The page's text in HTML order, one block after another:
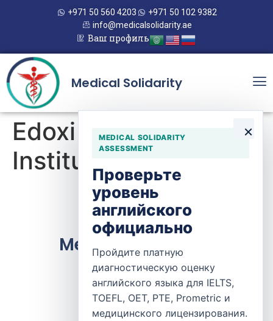
+971 50 560 4203
+971 50 102 9382
info@medicalsolidarity.ae
Ваш профиль
Medical Solidarity
×
MEDICAL SOLIDARITY
ASSESSMENT
Проверьте
уровень
английского
официально
Пройдите платную
диагностическую оценку
английского языка для IELTS,
TOEFL, OET, PTE, Prometric и
медицинского лицензирования.
Edoxi Training
Institute
Medical Solidarity
Контакты